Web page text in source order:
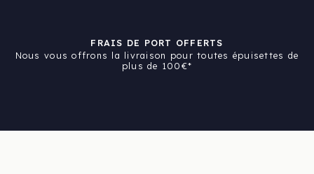
FRAIS DE PORT OFFERTS
Nous vous offrons la livraison pour toutes épuisettes de
plus de 100€*